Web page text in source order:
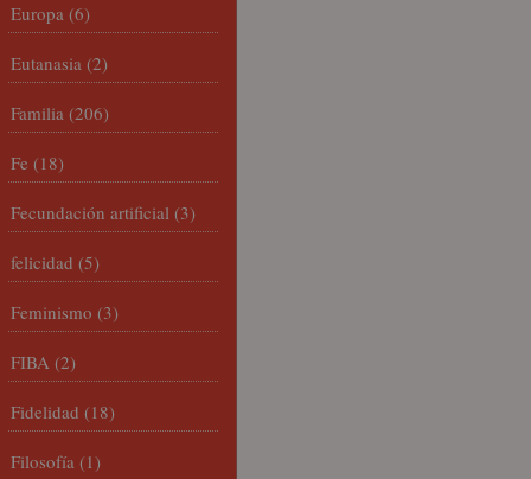
Europa (6)
Eutanasia (2)
Familia (206)
Fe (18)
Fecundación artificial (3)
felicidad (5)
Feminismo (3)
FIBA (2)
Fidelidad (18)
Filosofía (1)